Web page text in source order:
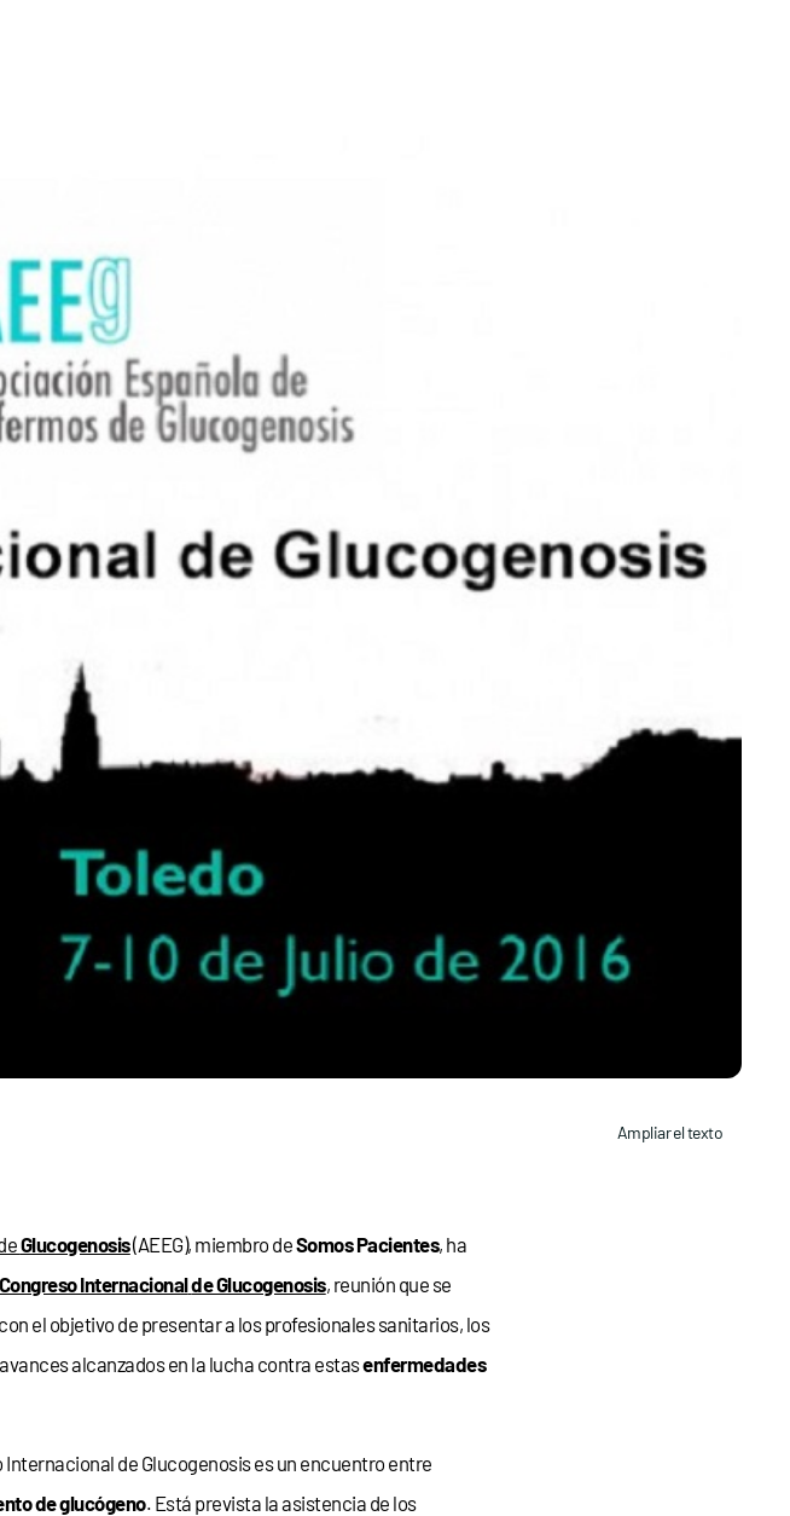
Ampliar el texto
Glucogenosis(AEEG), miembro deSomos Pacientes, ha
Internacionalde Glucogenosis, reunión que se
el objetivo de presentar a los profesionales sanitarios, los
alcanzados en la lucha contra estasenfermedades
Internacional de Glucogenosis es un encuentro entre
de glucógeno. Está prevista la asistencia de los